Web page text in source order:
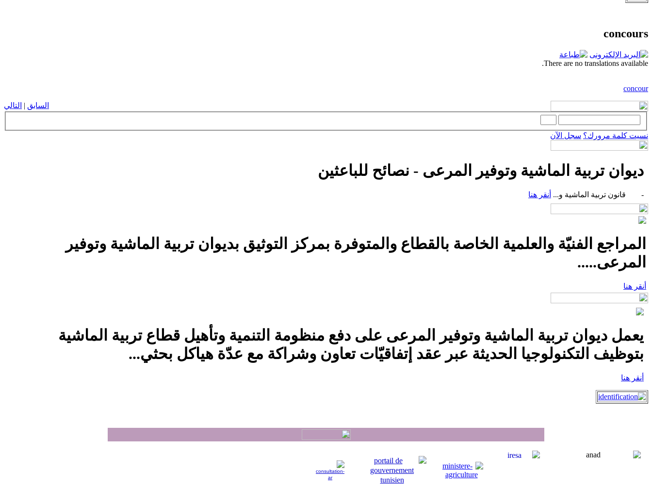
concours
There are no translations available.
concour
السابق | التالي
نسيت كلمة مرورك؟ سجل الآن
ديوان تربية الماشية وتوفير المرعى - نصائح للباعثين
- قانون تربية الماشية و... أنقر هنا
المراجع الفنيّة والعلمية الخاصة بالقطاع والمتوفرة بمركز التوثيق بديوان تربية الماشية وتوفير
المرعى.....
أنقر هنا
يعمل ديوان تربية الماشية وتوفير المرعى على دفع منظومة التنمية وتأهيل قطاع تربية الماشية
بتوظيف التكنولوجيا الحديثة عبر عقد إتفاقيّات تعاون وشراكة مع عدّة هياكل بحثي...
أنقر هنا